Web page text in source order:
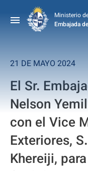
Ministerio
Embajada
21 DE MAYO 2024
El Sr.
Nelson
con el Vice
Exteriores,
Khereiji,